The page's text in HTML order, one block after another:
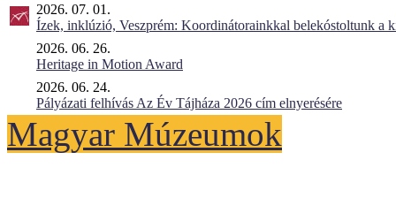
2026. 07. 01.
Ízek, inklúzió, Veszprém: Koordinátorainkkal belekóstoltunk a
2026. 06. 26.
Heritage in Motion Award
2026. 06. 24.
Pályázati felhívás Az Év Tájháza 2026 cím elnyerésére
Magyar Múzeumok